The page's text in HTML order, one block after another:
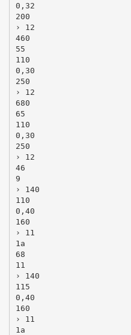
0,32
200
› 12
460
55
110
0,30
250
› 12
680
65
110
0,30
250
› 12
46
9
› 140
110
0,40
160
› 11
1a
68
11
› 140
115
0,40
160
› 11
1a